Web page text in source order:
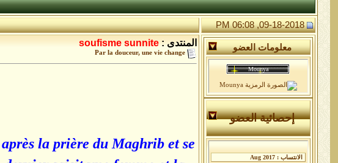
09-18-2018, 06:08 PM
معلومات العضو
إحصائية العضو
المنتدى : soufisme sunnite
Par la douceur, une vie change
la prière du Maghrib et se